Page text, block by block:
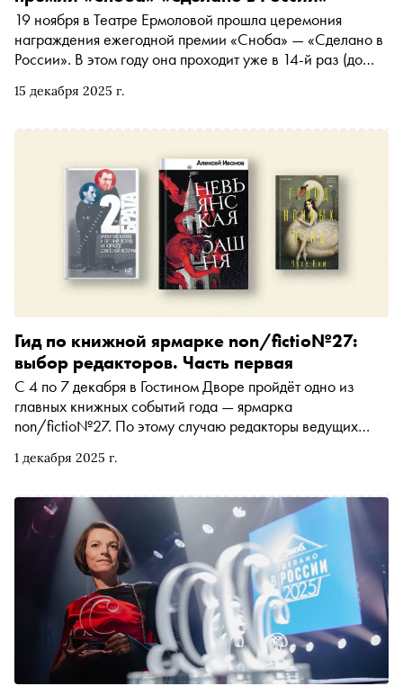
15 декабря 2025 г.
19 ноября в Театре Ермоловой прошла церемония
награждения ежегодной премии «Сноба» — «Сделано в
России». В этом году она проходит уже в 14-й раз (до
церемонию, что означает её слоган «Живо моё
церемонии хотели бы передать потомкам (и почему мы
вообще задались этим вопросом) — рассказываем в
репортаже
1 декабря 2025 г.
Гид по книжной ярмарке non/fictio№27:
выбор редакторов. Часть первая
С 4 по 7 декабря в Гостином Дворе пройдёт одно из
главных книжных событий года — ярмарка
non/fictio№27. По этому случаю редакторы ведущих
первой части гида — биография Катаева и Петрова
Иванова, долгожданный Грасс на русском и сборник
«Семейные обстоятельства» с Татьяной Толстой,
Евгением Водолазкиным и Эмиром Кустурицей